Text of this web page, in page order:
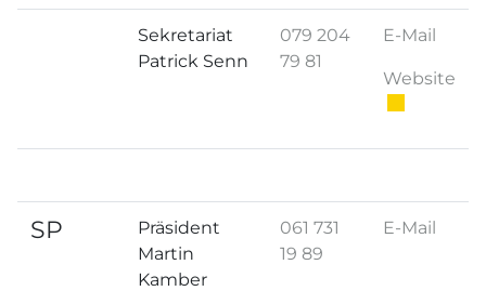
Sekretariat
Patrick Senn
079 204
79 81
E-Mail
Website
SP
Präsident
Martin
Kamber
061 731
19 89
E-Mail